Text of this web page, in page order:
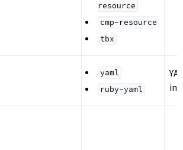
resource
cmp-resource
tbx
yaml
ruby-yaml